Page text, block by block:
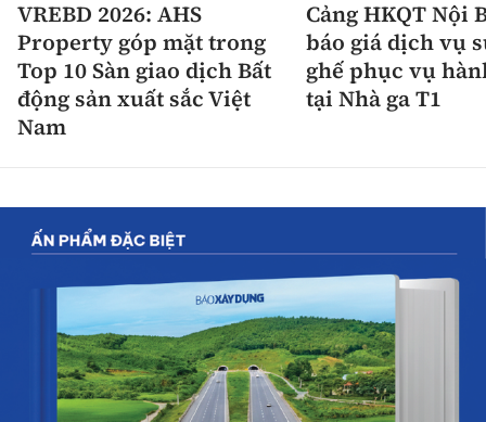
VREBD 2026: AHS
Property góp mặt trong
Top 10 Sàn giao dịch Bất
động sản xuất sắc Việt
Nam
Cảng HKQT Nội
báo giá dịch vụ
ghế phục vụ
tại Nhà ga T1